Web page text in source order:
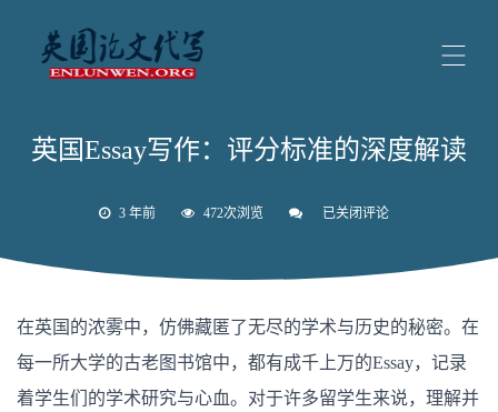
英国Essay写作：评分标准的深度解读
3 年前 472次浏览
英
分
准
深
已关闭评论
在英国的浓雾中，仿佛藏匿了无尽的学术与历史的秘密。在
每一所大学的古老图书馆中，都有成千上万的Essay，记录
着学生们的学术研究与心血。对于许多留学生来说，理解并